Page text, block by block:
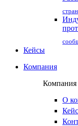
Кейсы
Компания
Компания
О